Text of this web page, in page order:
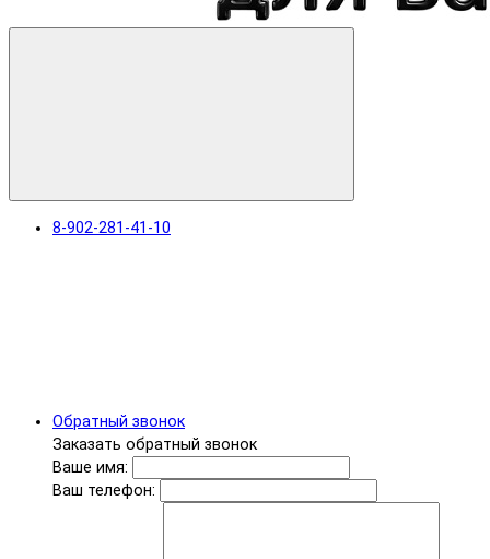
8-902-281-41-10
Обратный звонок
Заказать обратный звонок
Ваше имя:
Ваш телефон: